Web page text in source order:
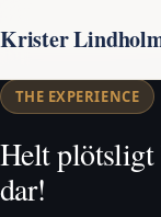
Krister
THE EXPERIENCE
Helt plötsligt
dar!